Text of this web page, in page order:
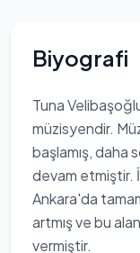
Biyografi
Tuna
müzisyendir.
başlamış, daha
devam etmiştir.
Ankara'da
artmış ve bu
vermiştir.